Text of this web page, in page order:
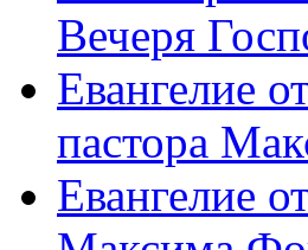
Вечеря
Евангелие
пастора
Евангелие